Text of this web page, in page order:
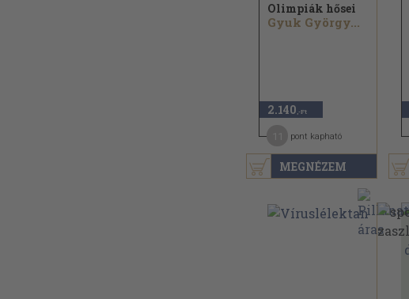
MEGNÉZEM
Olimpiák hősei
Gyuk György...
2.140 ,-Ft
pont kapható